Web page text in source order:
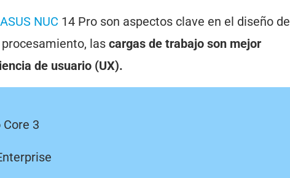
ASUS NUC 14 Pro son aspectos clave en el diseño de
las cargas de trabajo son mejor
de usuario (UX).
3